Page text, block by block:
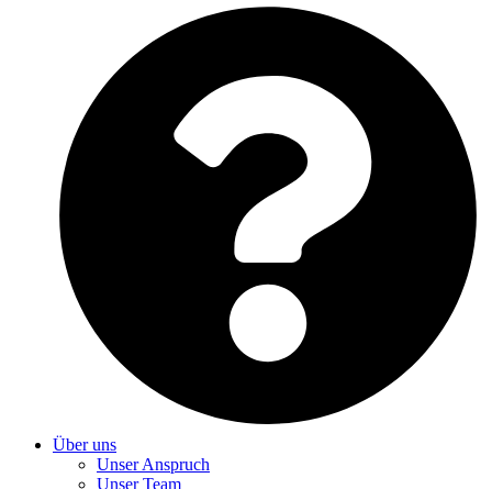
Über uns
Unser Anspruch
Unser Team